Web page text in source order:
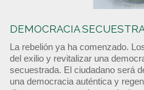
DEMOCRACIA
La rebelión ya ha comenzado.
del exilio y revitalizar una
secuestrada. El ciudadano será
una democracia auténtica y